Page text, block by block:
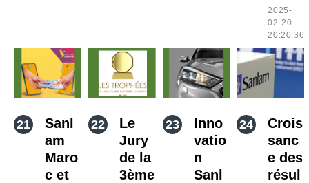
2025-
02-20
20:20:36
Sanl
am
Maro
c et
Le
Jury
de la
3ème
Inno
vatio
n
Sanl
Crois
sanc
e des
résul